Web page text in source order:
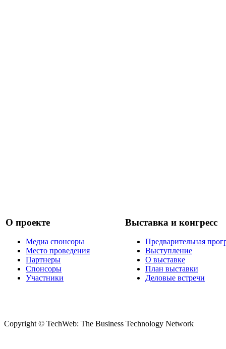
О проекте
Медиа спонсоры
Место проведения
Партнеры
Спонсоры
Участники
Выставка и конгресс
Предварительная
Выступление
О выставке
План выставки
Деловые встречи
Copyright © TechWeb: The Business Technology Network